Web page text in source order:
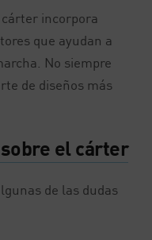
incorpora
que ayudan a
No siempre
de diseños más
el cárter
de las dudas